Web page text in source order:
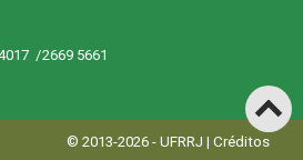
/2669 5661
© 2013-2026 - UFRRJ | Créditos